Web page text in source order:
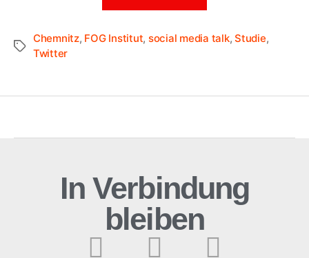
Chemnitz, FOG Institut, social media talk,Studie,
Twitter
In Verbindung
bleiben